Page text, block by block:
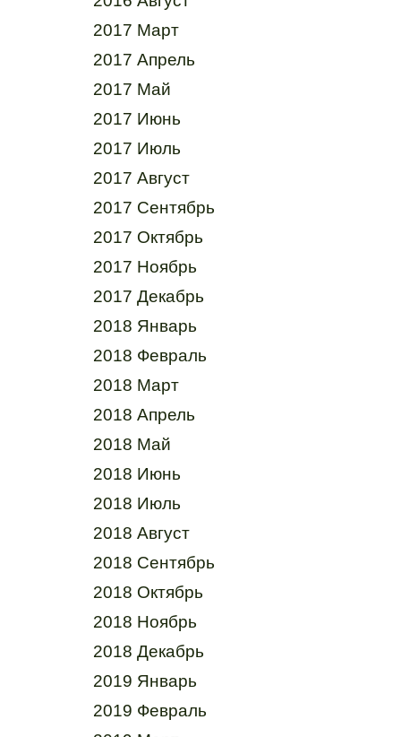
2017 Март
2017 Апрель
2017 Май
2017 Июнь
2017 Июль
2017 Август
2017 Сентябрь
2017 Октябрь
2017 Ноябрь
2017 Декабрь
2018 Январь
2018 Февраль
2018 Март
2018 Апрель
2018 Май
2018 Июнь
2018 Июль
2018 Август
2018 Сентябрь
2018 Октябрь
2018 Ноябрь
2018 Декабрь
2019 Январь
2019 Февраль